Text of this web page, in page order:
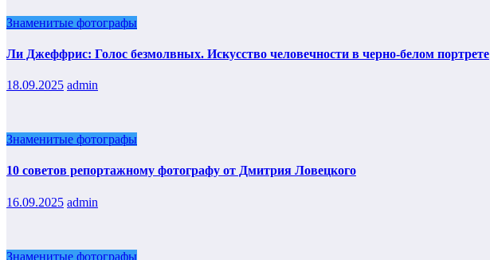
Знаменитые фотографы
Ли Джеффрис: Голос безмолвных. Искусство человечности в черно-белом портрете
18.09.2025 admin
Знаменитые фотографы
10 советов репортажному фотографу от Дмитрия Ловецкого
16.09.2025 admin
Знаменитые фотографы